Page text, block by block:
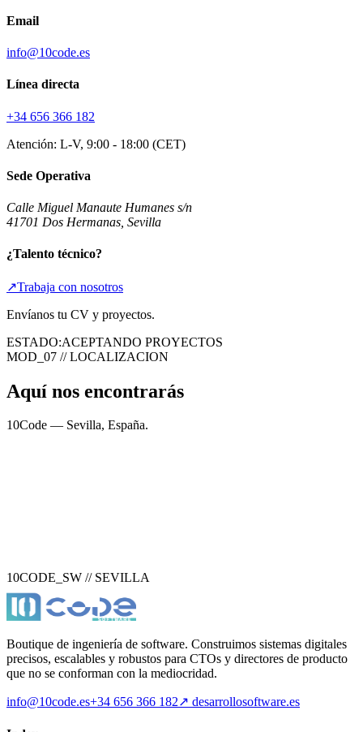
Email
info@10code.es
Línea directa
+34 656 366 182
Atención: L-V, 9:00 - 18:00 (CET)
Sede Operativa
Calle Miguel Manaute Humanes s/n
41701 Dos Hermanas, Sevilla
¿Talento técnico?
↗Trabaja con nosotros
Envíanos tu CV y proyectos.
ESTADO:ACEPTANDO PROYECTOS
MOD_07 // LOCALIZACION
Aquí nos encontrarás
10Code — Sevilla, España.
10CODE_SW // SEVILLA
Boutique de ingeniería de software. Construimos sistemas digitales
precisos, escalables y robustos para CTOs y directores de producto
que no se conforman con la mediocridad.
info@10code.es+34 656 366 182↗ desarrollosoftware.es